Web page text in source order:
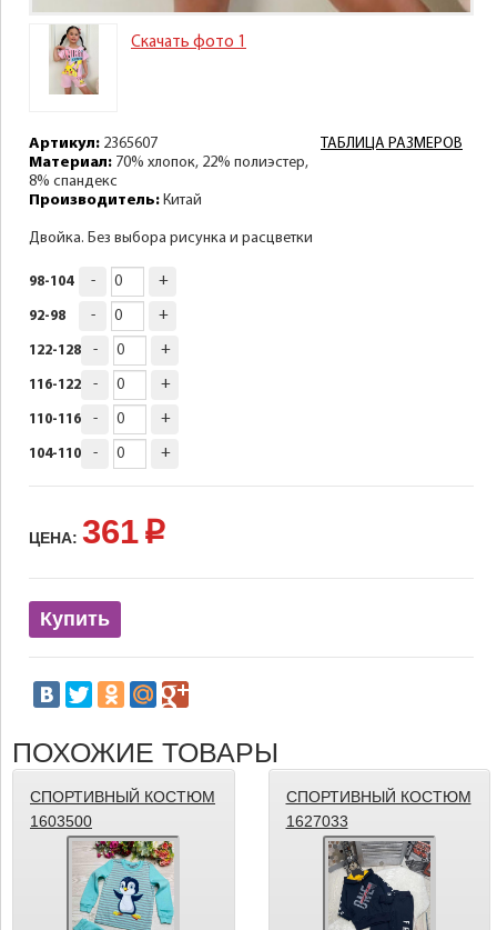
Скачать фото 1
ТАБЛИЦА РАЗМЕРОВ
Артикул: 2365607
Материал: 70% хлопок, 22% полиэстер,
8% спандекс
Производитель: Китай
Двойка. Без выбора рисунка и расцветки
98-104 - +
92-98 - +
122-128 - +
116-122 - +
110-116 - +
104-110 - +
ЦЕНА: 361 p
Купить
ПОХОЖИЕ ТОВАРЫ
СПОРТИВНЫЙ КОСТЮМ
1603500
СПОРТИВНЫЙ КОСТЮМ
1627033